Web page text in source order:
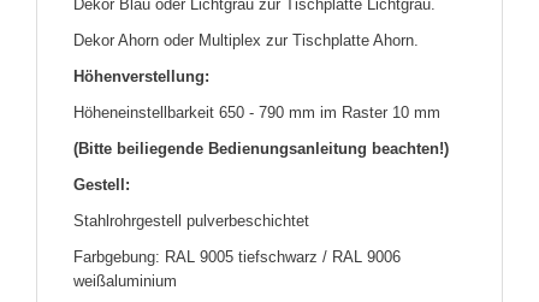
Dekor Blau oder Lichtgrau zur Tischplatte Lichtgrau.
Dekor Ahorn oder Multiplex zur Tischplatte Ahorn.
Höhenverstellung:
Höheneinstellbarkeit 650 - 790 mm im Raster 10 mm
(Bitte beiliegende Bedienungsanleitung beachten!)
Gestell:
Stahlrohrgestell pulverbeschichtet
Farbgebung: RAL 9005 tiefschwarz / RAL 9006
weißaluminium